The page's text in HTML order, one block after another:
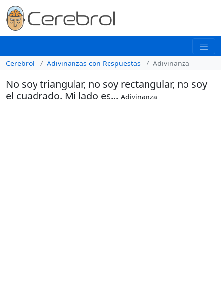
Cerebrol Adivinanzas con Respuestas Adivinanza
No soy triangular, no soy rectangular, no soy
el cuadrado. Mi lado es... Adivinanza